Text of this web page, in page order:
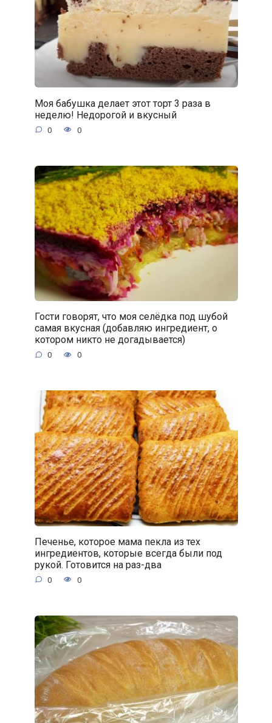
Моя бабушка делает этот торт 3 раза в
неделю! Недорогой и вкусный
0 0
Гости говорят, что моя селёдка под шубой
самая вкусная (добавляю ингредиент, о
котором никто не догадывается)
0 0
Печенье, которое мама пекла из тех
ингредиентов, которые всегда были под
рукой. Готовится на раз-два
0 0